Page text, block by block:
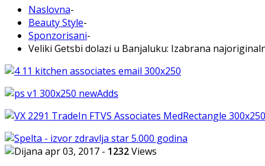
Naslovna-
Beauty Style-
Sponzorisani-
Veliki Getsbi dolazi u Banjaluku: Izabrana
apr 03, 2017 - 1232Views